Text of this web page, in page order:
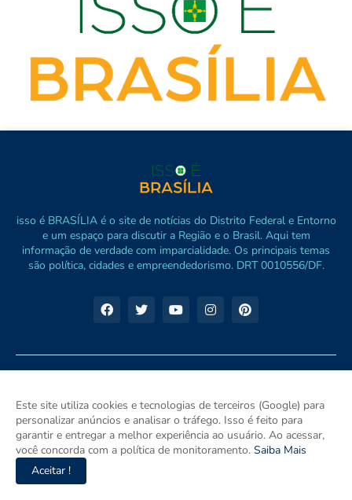
isso é BRASÍLIA é o site de notícias do Distrito Federal e Entorno
e um espaço para discutir a Região e o Brasil. Aqui tem
informação de verdade com imparcialidade. Os principais temas
são política, cidades e empreendedorismo. DRT 0010556/DF.
Este site utiliza cookies e tecnologias de terceiros (Google) para
personalizar anúncios e analisar o tráfego. Isso é feito para
garantir e entregar a melhor experiência ao usuário. Ao acessar,
você concorda com a política de monitoramento. Saiba Mais
Aceitar !